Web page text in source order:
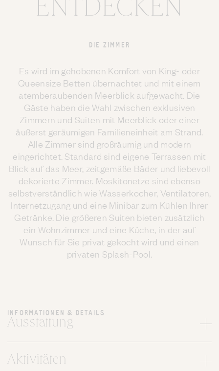
ENTDECKEN
DIE ZIMMER
Es wird im gehobenen Komfort von King- oder
Queensize Betten übernachtet und mit einem
atemberaubenden Meerblick aufgewacht. Die
Gäste haben die Wahl zwischen exklusiven
Zimmern und Suiten mit Meerblick oder einer
äußerst geräumigen Familieneinheit am Strand.
Alle Zimmer sind großräumig und modern
eingerichtet. Standard sind eigene Terrassen mit
Blick auf das Meer, zeitgemäße Bäder und liebevoll
dekorierte Zimmer. Moskitonetze sind ebenso
selbstverständlich wie Wasserkocher, Ventilatoren,
Internetzugang und eine Minibar zum Kühlen Ihrer
Getränke. Die größeren Suiten bieten zusätzlich
ein Wohnzimmer und eine Küche, in der auf
Wunsch für Sie privat gekocht wird und einen
privaten Splash-Pool.
INFORMATIONEN & DETAILS
Ausstattung
Aktivitäten